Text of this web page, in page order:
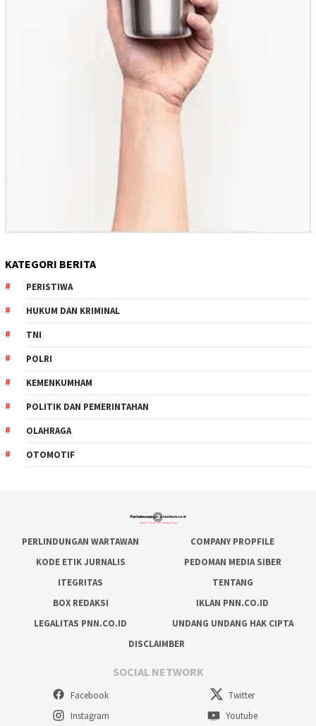
KATEGORI BERITA
PERISTIWA
HUKUM DAN KRIMINAL
TNI
POLRI
KEMENKUMHAM
POLITIK DAN PEMERINTAHAN
OLAHRAGA
OTOMOTIF
PERLINDUNGAN WARTAWAN
COMPANY PROPFILE
KODE ETIK JURNALIS
PEDOMAN MEDIA SIBER
ITEGRITAS
TENTANG
BOX REDAKSI
IKLAN PNN.CO.ID
LEGALITAS PNN.CO.ID
UNDANG UNDANG HAK CIPTA
DISCLAIMBER
SOCIAL NETWORK
Facebook
Twitter
Instagram
Youtube